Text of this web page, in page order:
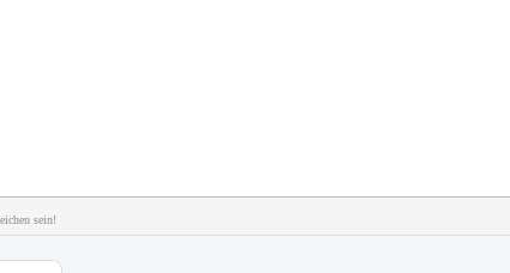
sein!